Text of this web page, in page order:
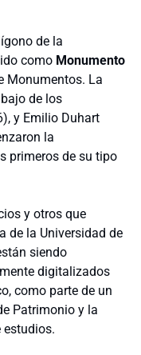
de la
como Monumento
Monumentos. La
de los
y Emilio Duhart
la
primeros de su tipo
y otros que
de la Universidad de
siendo
digitalizados
como parte de un
Patrimonio y la
estudios.